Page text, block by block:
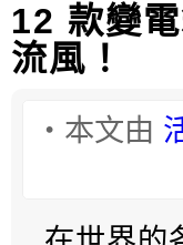
12 款變
流風！
‧本文由